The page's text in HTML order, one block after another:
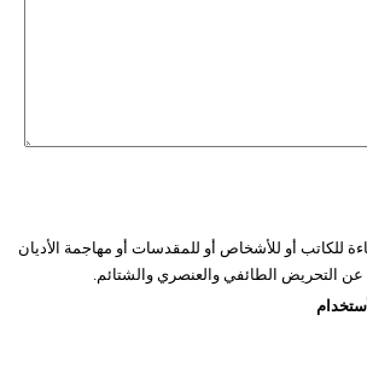
للكاتب أو للأشخاص أو للمقدسات أو مهاجمة الأديان
عن التحريض الطائفي والعنصري والشتائم.